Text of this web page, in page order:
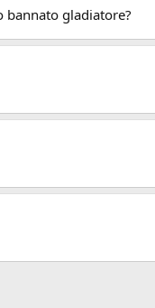
bannato gladiatore?